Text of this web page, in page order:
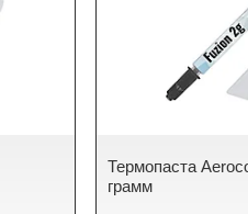
Термопаста
грамм